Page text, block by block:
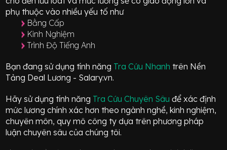
phụ thuộc vào nhiều yếu tố như
Bằng Cấp
Kinh Nghiệm
Trình Độ Tiếng Anh
Bạn đang sử dụng tính năng Tra Cứu Nhanh trên Nền
Tảng Deal Lương - Salary.vn.
Hãy sử dụng tính năng Tra Cứu Chuyên Sâuđể xác định
mức lương chính xác hơn theo ngành nghề, kinh nghiệm,
chuyên môn, quy mô công ty dựa trên phương pháp
luận chuyên sâu của chúng tôi.